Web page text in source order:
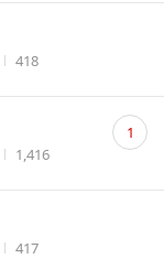
조회수
418
조회수
1,416
댓
글 1
조회수
417